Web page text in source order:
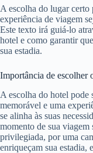
A escolha do lugar certo
experiência de viagem
Este texto irá guiá-lo
hotel e como garantir
sua estadia.
Importância de escolher
A escolha do hotel pode
memorável e uma
se alinha às suas
momento de sua viagem
privilegiada, por uma
enriqueçam sua estadia,